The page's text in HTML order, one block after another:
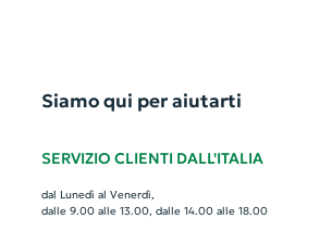
Siamo qui per aiutarti
SERVIZIO CLIENTI DALL'ITALIA
dal Lunedì al Venerdì,
dalle 9.00 alle 13.00, dalle 14.00 alle 18.00